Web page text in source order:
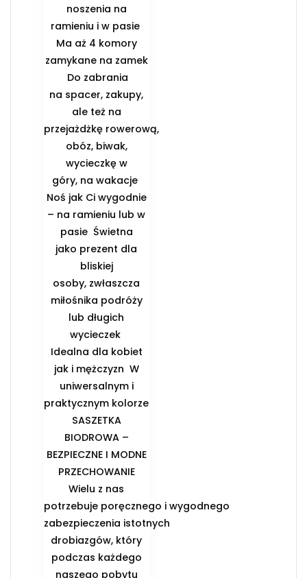
noszenia na
ramieniu i w pasie ️
Ma aż 4 komory
zamykane na zamek
️ Do zabrania
na spacer, zakupy,
ale też na
przejażdżkę rowerową,
obóz, biwak,
wycieczkę w
góry, na wakacje ️
Noś jak Ci wygodnie
– na ramieniu lub w
pasie ️ Świetna
jako prezent dla
bliskiej
osoby, zwłaszcza
miłośnika podróży
lub długich
wycieczek ️
Idealna dla kobiet
jak i mężczyzn ️ W
uniwersalnym i
praktycznym kolorze
️SASZETKA
BIODROWA –
BEZPIECZNE I MODNE
PRZECHOWANIE️
Wielu z nas
potrzebuje poręcznego i wygodnego
zabezpieczenia istotnych
drobiazgów, który
podczas każdego
naszego pobytu